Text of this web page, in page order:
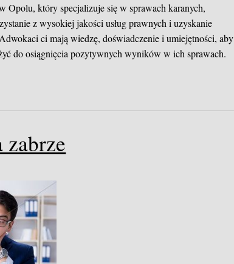
Opolu, który specjalizuje się w sprawach karanych,
z wysokiej jakości usług prawnych i uzyskanie
ci mają wiedzę, doświadczenie i umiejętności, aby
do osiągnięcia pozytywnych wyników w ich sprawach.